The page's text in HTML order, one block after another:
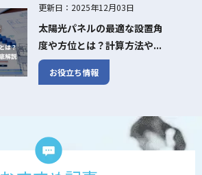
更新日：2025年12月03日
太陽光パネルの最適な設置角
度や方位とは？計算方法や...
お役立ち情報